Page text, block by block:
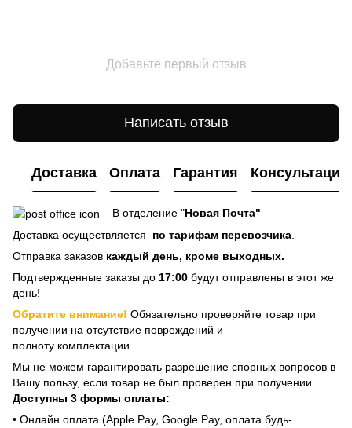
Добавьте первый отзыв
Написать отзыв
Доставка Оплата Гарантия Консультация
В отделение "Новая Почта"
Доставка осуществляется
по тарифам перевозчика
Отправка заказов каждый день, кроме выходных.
Подтвержденные заказы до 17:00 будут отправлены в этот же
день!
Обратите внимание! Обязательно проверяйте товар при
получении на отсутствие повреждений и
полноту комплектации.
Мы не можем гарантировать разрешение спорных вопросов в
Вашу пользу, если товар не был проверен при получении.
Доступны 3 формы оплаты:
• Онлайн оплата (Apple Pay, Google Pay, оплата будь-